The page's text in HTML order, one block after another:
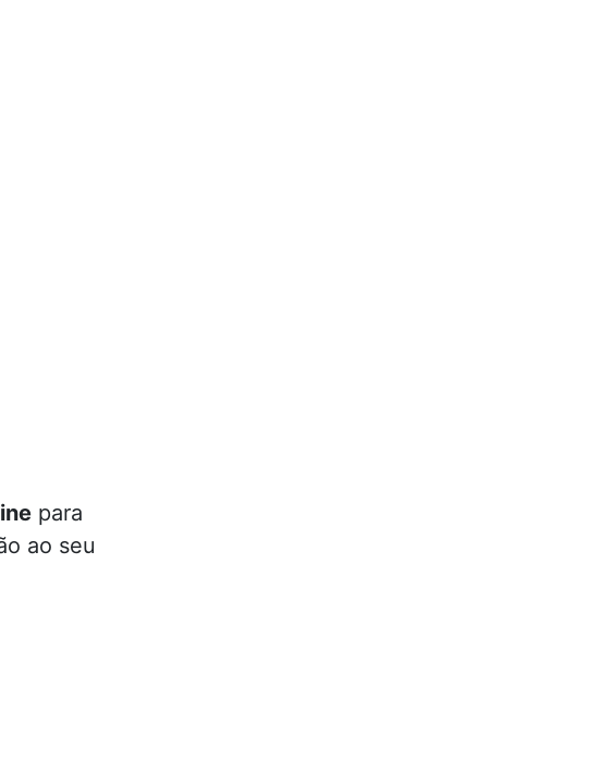
para
ao seu